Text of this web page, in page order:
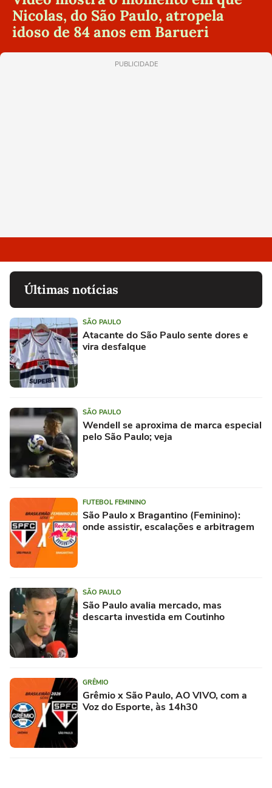
Nicolas, do São Paulo, atropela
idoso de 84 anos em Barueri
PUBLICIDADE
Últimas notícias
SÃO PAULO
Atacante do São Paulo sente dores e
vira desfalque
SÃO PAULO
Wendell se aproxima de marca especial
pelo São Paulo; veja
FUTEBOL FEMININO
São Paulo x Bragantino (Feminino):
onde assistir, escalações e arbitragem
SÃO PAULO
São Paulo avalia mercado, mas
descarta investida em Coutinho
GRÊMIO
Grêmio x São Paulo, AO VIVO, com a
Voz do Esporte, às 14h30